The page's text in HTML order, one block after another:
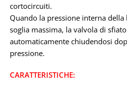
cortocircuiti.
Quando la pressione interna
soglia massima, la valvola di
automaticamente chiudendosi
pressione.
CARATTERISTICHE: